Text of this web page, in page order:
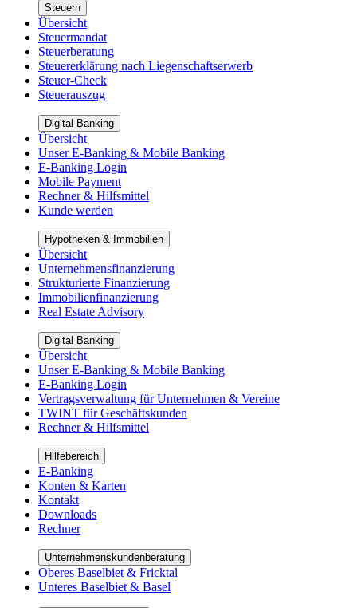
Steuern
Übersicht
Steuermandat
Steuerberatung
Steuererklärung nach Liegenschaftserwerb
Steuer-Check
Steuerauszug
Digital Banking
Übersicht
Unser E-Banking & Mobile Banking
E-Banking Login
Mobile Payment
Rechner & Hilfsmittel
Kunde werden
Hypotheken & Immobilien
Übersicht
Unternehmensfinanzierung
Strukturierte Finanzierung
Immobilienfinanzierung
Real Estate Advisory
Digital Banking
Übersicht
Unser E-Banking & Mobile Banking
E-Banking Login
Vertragsverwaltung für Unternehmen & Vereine
TWINT für Geschäftskunden
Rechner & Hilfsmittel
Hilfebereich
E-Banking
Konten & Karten
Kontakt
Downloads
Rechner
Unternehmenskundenberatung
Oberes Baselbiet & Fricktal
Unteres Baselbiet & Basel